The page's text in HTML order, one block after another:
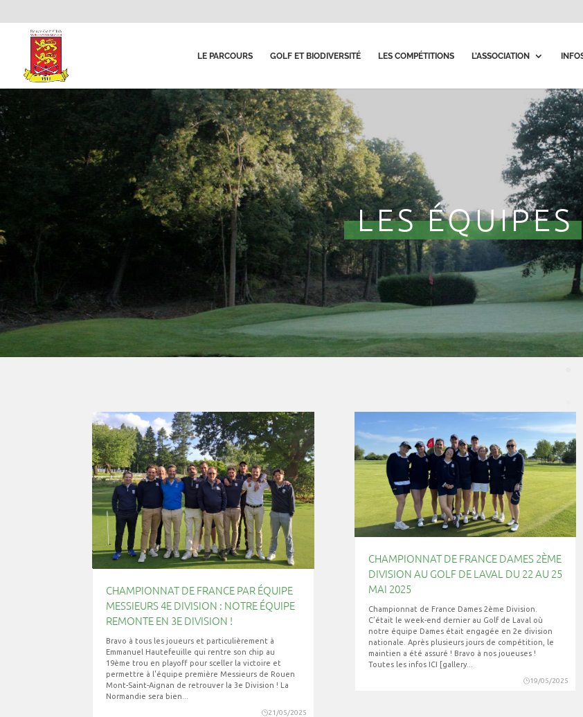
LE PARCOURS GOLF ET BIODIVERSITÉ LES COMPÉTITIONS L’ASSOCIATION
LES ÉQUIPES
CHAMPIONNAT DE FRANCE PAR ÉQUIPE
MESSIEURS 4E DIVISION : NOTRE ÉQUIPE
REMONTE EN 3E DIVISION !
21/05/2025
Bravo à tous les joueurs et particulièrement à
Emmanuel Hautefeuille qui rentre son chip au
19ème trou en playoff pour sceller la victoire et
permettre à l'équipe première Messieurs de Rouen
Mont-Saint-Aignan de retrouver la 3e Division ! La
Normandie sera bien...
CHAMPIONNAT DE FRANCE DAMES 2ÈME
DIVISION AU GOLF DE LAVAL DU 22 AU 25
MAI 2025
19/05/2025
Championnat de France Dames 2ème Division.
C’était le week-end dernier au Golf de Laval où
notre équipe Dames était engagée en 2e division
nationale. Après plusieurs jours de compétition, le
maintien a été assuré ! Bravo à nos joueuses !
Toutes les infos ICI [gallery...